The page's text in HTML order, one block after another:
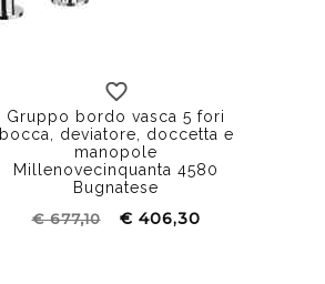
Gruppo bordo vasca 5 fori
bocca, deviatore, doccetta e
manopole
Millenovecinquanta 4580
Bugnatese
€ 677,10
€ 406,30